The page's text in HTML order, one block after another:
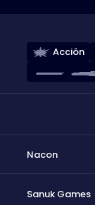
Acción
Nacon
Sanuk Games